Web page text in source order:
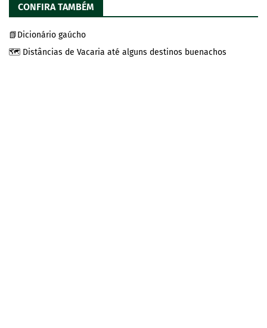
CONFIRA TAMBÉM
📗Dicionário gaúcho
🗺️ Distâncias de Vacaria até alguns destinos buenachos